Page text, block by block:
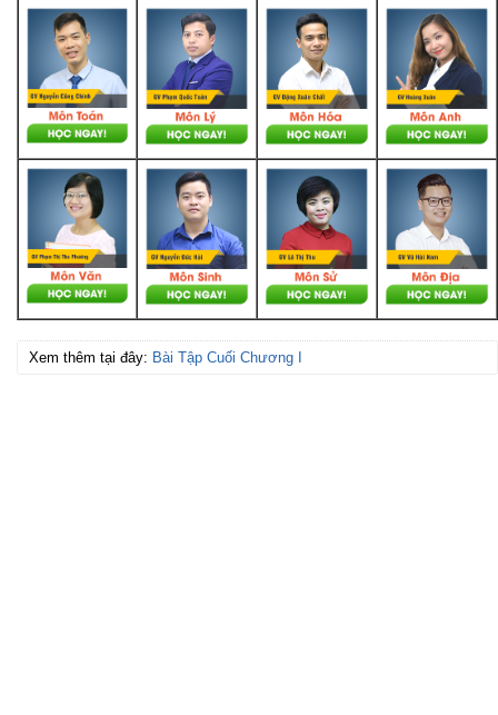
Xem thêm tại đây: Bài Tập Cuối Chương I